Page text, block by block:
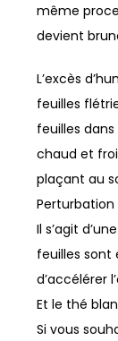
même
devient
L’excès
feuilles
feuilles
chaud et
plaçant au
Perturbation
Il s’agit
feuilles sont
d’accélérer
Et le thé
Si vous